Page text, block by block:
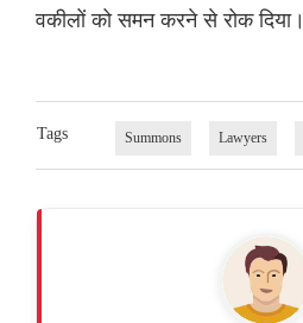
वकीलों को समन करने से रोक दिया।
Tags Summons Lawyers